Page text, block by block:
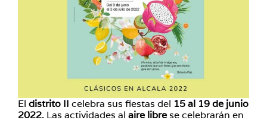
El distrito II celebra sus fiestas del 15 al 19 de junio
2022. Las actividades al aire librese celebrarán en